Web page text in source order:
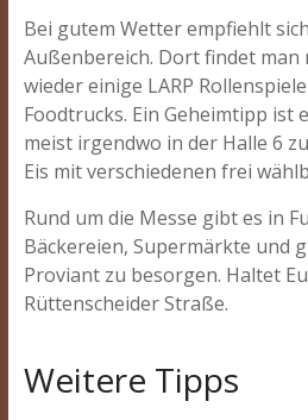
Bei gutem Wetter empfiehlt
Außenbereich. Dort findet
wieder einige LARP
Foodtrucks. Ein Geheimtipp ist
meist irgendwo in der Halle 6
Eis mit verschiedenen frei
Rund um die Messe gibt es in
Bäckereien, Supermärkte und
Proviant zu besorgen. Haltet
Rüttenscheider Straße.
Weitere Tipps